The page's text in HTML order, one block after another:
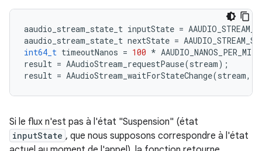
aaudio_stream_state_t inputState =
aaudio_stream_state_t nextState =
int64_t timeoutNanos = 100 *
result = AAudioStream_requestPause(stream);
result = AAudioStream_waitForStateChange(stream,
Si le flux n'est pas à l'état "Suspension" (état
inputState , que nous supposons correspondre à l'état